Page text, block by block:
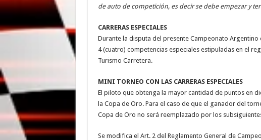
de auto de competición, es decir se debe empezar y
CARRERAS ESPECIALES
Durante la disputa del presente Campeonato
4 (cuatro) competencias especiales estipuladas en el
Turismo Carretera.
MINI TORNEO CON LAS CARRERAS ESPECIALES
El piloto que obtenga la mayor cantidad de puntos en
la Copa de Oro. Para el caso de que el ganador del
Copa de Oro no será reemplazado por los
Se modifica el Art. 2 del Reglamento General de